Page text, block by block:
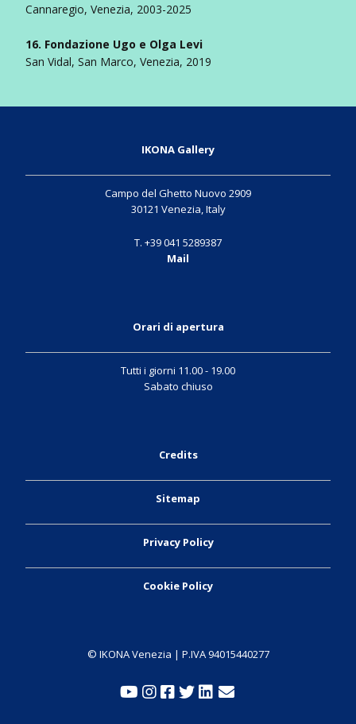
Cannaregio, Venezia, 2003-2025
16. Fondazione Ugo e Olga Levi
San Vidal, San Marco, Venezia, 2019
IKONA Gallery
Campo del Ghetto Nuovo 2909
30121 Venezia, Italy
T. +39 041 5289387
Mail
Orari di apertura
Tutti i giorni 11.00 - 19.00
Sabato chiuso
Credits
Sitemap
Privacy Policy
Cookie Policy
© IKONA Venezia | P.IVA 94015440277